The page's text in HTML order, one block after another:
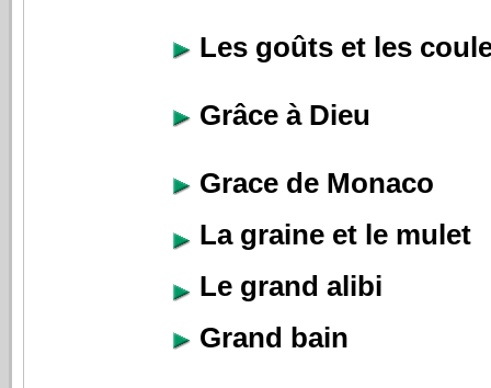
Les goûts et les
Grâce à Dieu
Grace de Monaco
La graine et le mulet
Le grand alibi
Grand bain